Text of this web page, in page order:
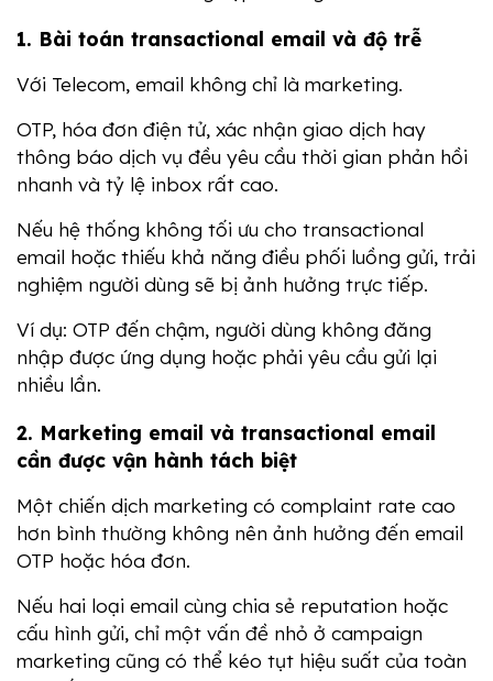
1. Bài toán transactional email và độ trễ
Với Telecom, email không chỉ là marketing.
OTP, hóa đơn điện tử, xác nhận giao dịch hay
thông báo dịch vụ đều yêu cầu thời gian phản hồi
nhanh và tỷ lệ inbox rất cao.
Nếu hệ thống không tối ưu cho transactional
email hoặc thiếu khả năng điều phối luồng gửi, trải
nghiệm người dùng sẽ bị ảnh hưởng trực tiếp.
Ví dụ: OTP đến chậm, người dùng không đăng
nhập được ứng dụng hoặc phải yêu cầu gửi lại
nhiều lần.
2. Marketing email và transactional email
cần được vận hành tách biệt
Một chiến dịch marketing có complaint rate cao
hơn bình thường không nên ảnh hưởng đến email
OTP hoặc hóa đơn.
Nếu hai loại email cùng chia sẻ reputation hoặc
cấu hình gửi, chỉ một vấn đề nhỏ ở campaign
marketing cũng có thể kéo tụt hiệu suất của toàn